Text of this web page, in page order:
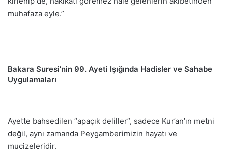
muhafaza eyle.”
Bakara Suresi’nin 99. Ayeti Işığında Hadisler ve Sahabe
Uygulamaları
Ayette bahsedilen “apaçık deliller”, sadece Kur’an’ın metni
değil, aynı zamanda Peygamberimizin hayatı ve
mucizeleridir.